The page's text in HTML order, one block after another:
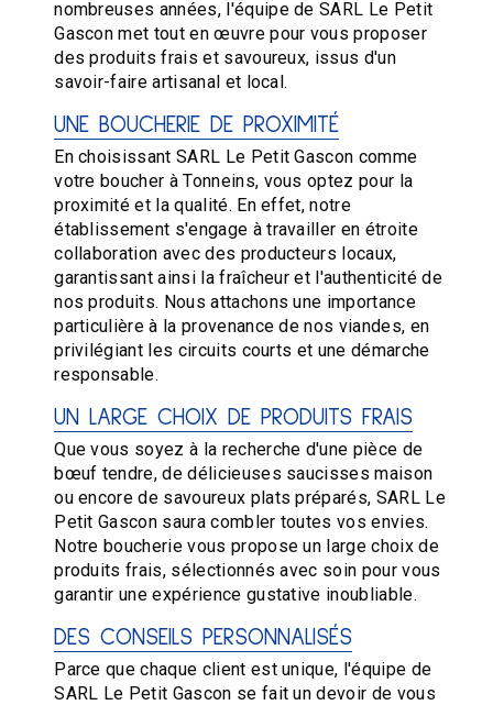
nombreuses années, l'équipe de SARL Le Petit
Gascon met tout en œuvre pour vous proposer
des produits frais et savoureux, issus d'un
savoir-faire artisanal et local.
UNE BOUCHERIE DE PROXIMITÉ
En choisissant SARL Le Petit Gascon comme
votre boucher à Tonneins, vous optez pour la
proximité et la qualité. En effet, notre
établissement s'engage à travailler en étroite
collaboration avec des producteurs locaux,
garantissant ainsi la fraîcheur et l'authenticité de
nos produits. Nous attachons une importance
particulière à la provenance de nos viandes, en
privilégiant les circuits courts et une démarche
responsable.
UN LARGE CHOIX DE PRODUITS FRAIS
Que vous soyez à la recherche d'une pièce de
bœuf tendre, de délicieuses saucisses maison
ou encore de savoureux plats préparés, SARL Le
Petit Gascon saura combler toutes vos envies.
Notre boucherie vous propose un large choix de
produits frais, sélectionnés avec soin pour vous
garantir une expérience gustative inoubliable.
DES CONSEILS PERSONNALISÉS
Parce que chaque client est unique, l'équipe de
SARL Le Petit Gascon se fait un devoir de vous